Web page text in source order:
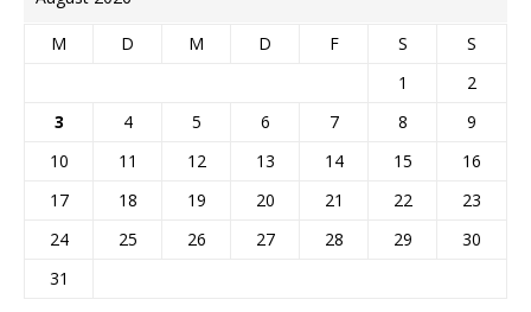
M D M D F S
S
1
2
3
4 5 6 7 8
9
10
11 12 13 14 15
16
17
18 19 20 21 22
23
24
25 26 27 28 29
30
31